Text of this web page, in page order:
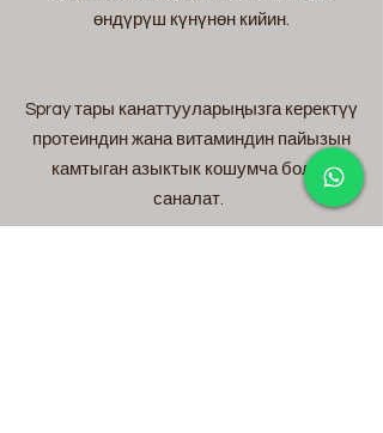
өндүрүш күнүнөн кийин.
Spray тары канаттууларыңызга керектүү
протеиндин жана витаминдин пайызын
камтыган азыктык кошумча болуп
саналат.